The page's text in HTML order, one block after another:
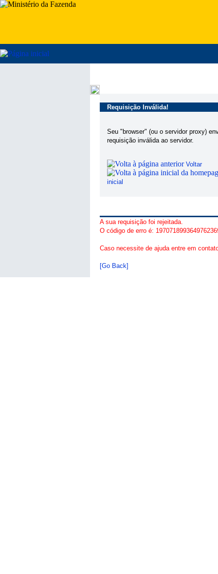
Requisição Inválida!
Seu "browser" (ou o servidor proxy)
requisição inválida ao servidor.
Voltar
inicial
A sua requisição foi rejeitada.
O código de erro é:
Caso necessite de ajuda entre em
[Go Back]